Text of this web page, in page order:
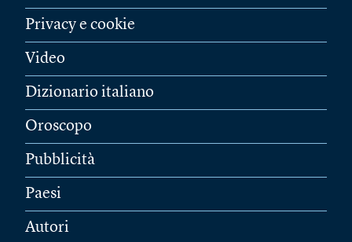
Privacy e cookie
Video
Dizionario italiano
Oroscopo
Pubblicità
Paesi
Autori